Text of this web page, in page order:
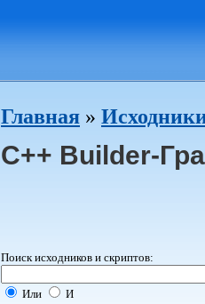
Главная »
C++ Builder-
Поиск исходников и скриптов:
Или И